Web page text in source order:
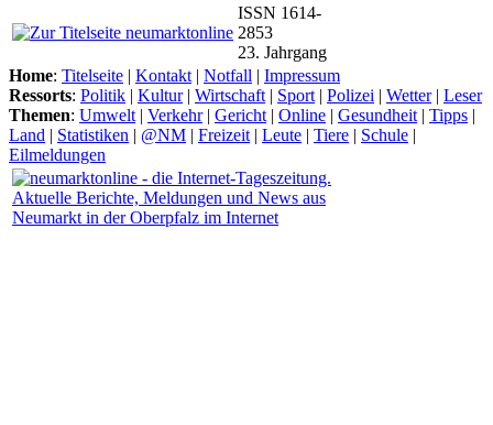
ISSN 1614-
2853
23. Jahrgang
Home: Titelseite | Kontakt | Notfall | Impressum
Ressorts: Politik | Kultur| Wirtschaft | Sport | Polizei | Wetter| Leser
Themen: Umwelt | Verkehr| Gericht | Online | Gesundheit | Tipps |
Land | Statistiken | @NM | Freizeit | Leute | Tiere | Schule |
Eilmeldungen